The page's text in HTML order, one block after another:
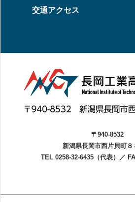
交通アクセス
〒940-8532
新潟県長岡市西片貝町８
TEL 0258-32-6435（代表）
／